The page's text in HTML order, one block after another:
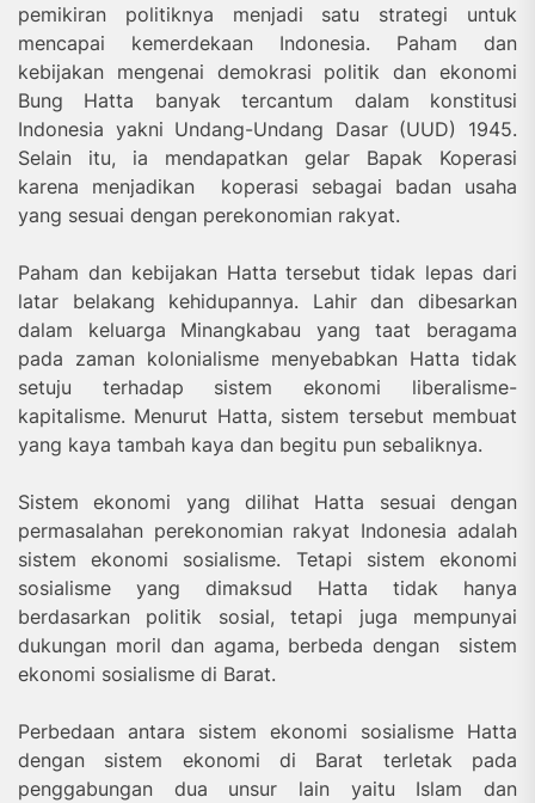
pemikiran politiknya menjadi satu strategi untuk
mencapai kemerdekaan Indonesia. Paham dan
kebijakan mengenai demokrasi politik dan ekonomi
Bung Hatta banyak tercantum dalam konstitusi
Indonesia yakni Undang-Undang Dasar (UUD) 1945.
Selain itu, ia mendapatkan gelar Bapak Koperasi
karena menjadikan koperasi sebagai badan usaha
yang sesuai dengan perekonomian rakyat.
Paham dan kebijakan Hatta tersebut tidak lepas dari
latar belakang kehidupannya. Lahir dan dibesarkan
dalam keluarga Minangkabau yang taat beragama
pada zaman kolonialisme menyebabkan Hatta tidak
setuju terhadap sistem ekonomi liberalisme-
kapitalisme. Menurut Hatta, sistem tersebut membuat
yang kaya tambah kaya dan begitu pun sebaliknya.
Sistem ekonomi yang dilihat Hatta sesuai dengan
permasalahan perekonomian rakyat Indonesia adalah
sistem ekonomi sosialisme. Tetapi sistem ekonomi
sosialisme yang dimaksud Hatta tidak hanya
berdasarkan politik sosial, tetapi juga mempunyai
dukungan moril dan agama, berbeda dengan sistem
ekonomi sosialisme di Barat.
Perbedaan antara sistem ekonomi sosialisme Hatta
dengan sistem ekonomi di Barat terletak pada
penggabungan dua unsur lain yaitu Islam dan